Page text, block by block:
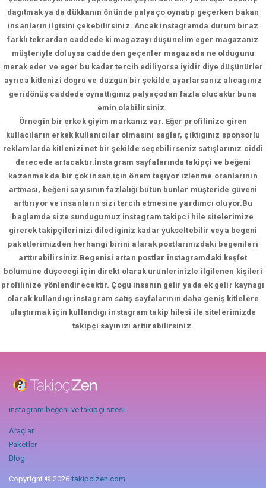
dagıtmak ya da dükkanın önünde palyaço oynatıp geçerken bakan
insanların ilgisini çekebilirsiniz. Ancak instagramda durum biraz
farklı tekrardan caddede ki magazayı düşünelim eger magazanız
müşteriyle doluysa caddeden geçenler magazada ne oldugunu
merak eder ve eger bu kadar tercih ediliyorsa iyidir diye düşünürler
ayrıca kitlenizi dogru ve düzgün bir şekilde ayarlarsanız alıcagınız
geridönüş caddede oynattıgınız palyaçodan fazla olucaktır buna
emin olabilirsiniz.
Örnegin bir erkek giyim markanız var. Eğer profilinize giren
kullacıların erkek kullanıcılar olmasını saglar, çıktıgınız sponsorlu
reklamlarda kitlenizi net bir şekilde seçebilirseniz satışlarınız ciddi
derecede artacaktır.İnstagram sayfalarında takipçi ve beğeni
kazanmak da bir çok insan için önem taşıyor izlenme oranlarının
artması, beğeni sayısının fazlalığı bütün bunlar müşteride güveni
arttırıyor ve insanların sizi tercih etmesine yardımcı oluyor.Bu
baglamda size sundugumuz instagram takipci hile sitelerimize
girerek takipçilerinizi dilediginiz kadar yükseltebilir veya begeni
paketlerimizden herhangi birini alarak postlarınızdaki begenileri
arttırabilirsiniz.Begenisi artan postlar instagramdaki keşfet
bölümüne düşecegi için direkt olarak ürünlerinizle ilgilenen kişileri
profilinize yönlendirecektir. Çogu insanın gelir yada ek gelir kaynagı
olarak kullandıgı instagram satış sayfalarının daha geniş kitlelere
ulaştırmak için kullandıgı instagram takip hilesi ile sitelerimizde
takipçi sayınızı arttırabilirsiniz.
instagram beğeni ve takipçi sitesi
Araçlar
Paketler
Blog
Copyright © 2026takipcizen.com